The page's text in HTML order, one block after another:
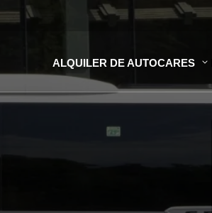
ALQUILER DE AUTOCARES